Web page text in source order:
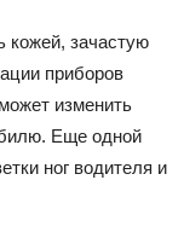
кожей, зачастую
приборов
изменить
Еще одной
ног водителя и